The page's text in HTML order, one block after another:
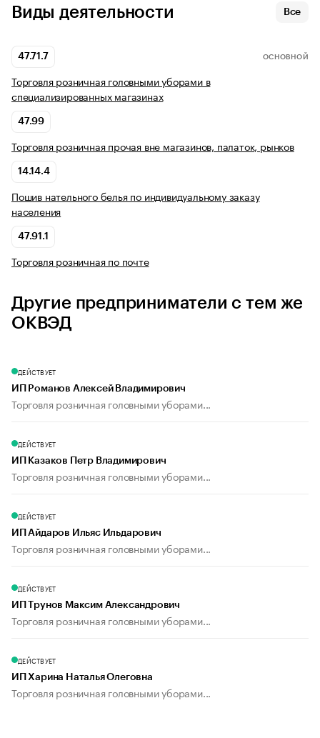
Виды деятельности Все
47.71.7 ОСНОВНОЙ
Торговля розничная головными уборами в
специализированных магазинах
47.99
Торговля розничная прочая вне магазинов, палаток, рынков
14.14.4
Пошив нательного белья по индивидуальному заказу
населения
47.91.1
Торговля розничная по почте
Другие предприниматели с тем же
ОКВЭД
ДЕЙСТВУЕТ
ИП Романов Алексей Владимирович
Торговля розничная головными уборами...
ДЕЙСТВУЕТ
ИП Казаков Петр Владимирович
Торговля розничная головными уборами...
ДЕЙСТВУЕТ
ИП Айдаров Ильяс Ильдарович
Торговля розничная головными уборами...
ДЕЙСТВУЕТ
ИП Трунов Максим Александрович
Торговля розничная головными уборами...
ДЕЙСТВУЕТ
ИП Харина Наталья Олеговна
Торговля розничная головными уборами...